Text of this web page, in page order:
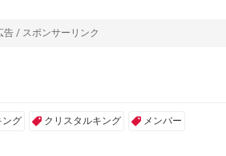
告 / スポンサーリンク
ング クリスタルキング メンバー